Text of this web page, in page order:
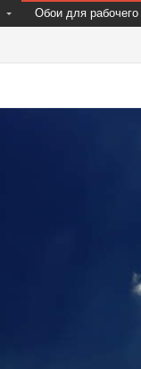
Обои для рабочего